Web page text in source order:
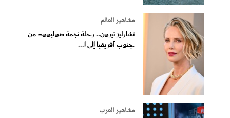
مشاهير العالم
تشارليز ثيرون.. رحلة نجمة هوليوود من
جنوب أفريقيا إلى ا...
مشاهير العرب